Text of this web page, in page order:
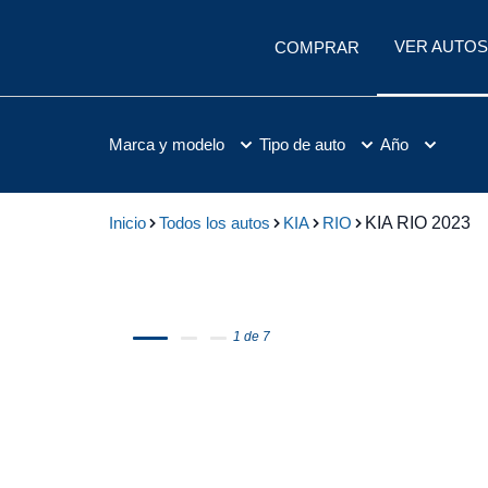
COMPRAR VER AUTOS
Marca y modelo Tipo de auto Año
Inicio Todos los autos KIA RIO KIA RIO 2023
1 de 7